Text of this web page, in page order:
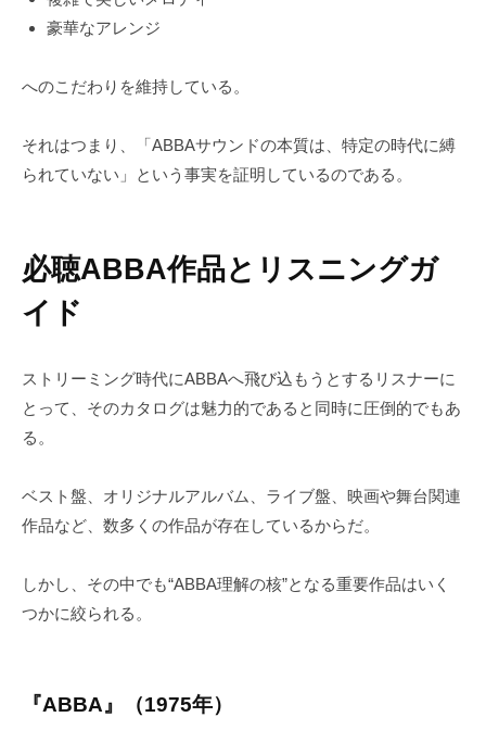
豪華なアレンジ
へのこだわりを維持している。
それはつまり、「ABBAサウンドの本質は、特定の時代に縛
られていない」という事実を証明しているのである。
必聴ABBA作品とリスニングガ
イド
ストリーミング時代にABBAへ飛び込もうとするリスナーに
とって、そのカタログは魅力的であると同時に圧倒的でもあ
る。
ベスト盤、オリジナルアルバム、ライブ盤、映画や舞台関連
作品など、数多くの作品が存在しているからだ。
しかし、その中でも“ABBA理解の核”となる重要作品はいく
つかに絞られる。
『ABBA』（1975年）